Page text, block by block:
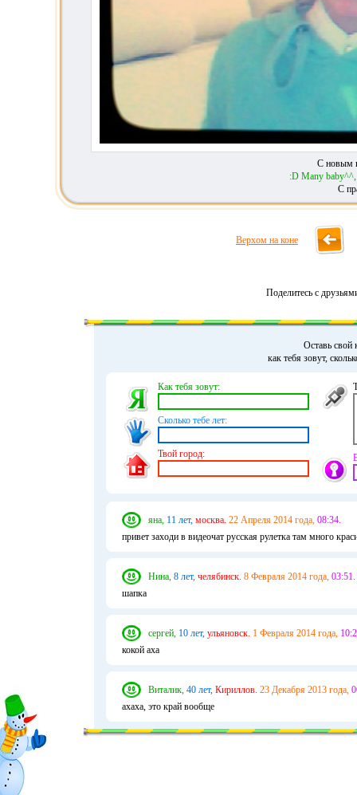
С новым
:D Many
С
Верхом на коне
Поделитесь с
Оставь свой
как тебя зовут,
Как тебя зовут:
Сколько тебе лет:
Твой город:
яна, 11 лет, москва. 22 Апреля 2014 года, 08:34.
привет заходи в видеочат русская рулетка там много
Нина, 8 лет, челябинск. 8 Февраля 2014 года, 03:51.
шапка
сергей, 10 лет, ульяновск. 1 Февраля 2014 года,
кокой аха
Виталик, 40 лет, Кириллов. 23 Декабря 2013 года,
ахаха, это край вообще